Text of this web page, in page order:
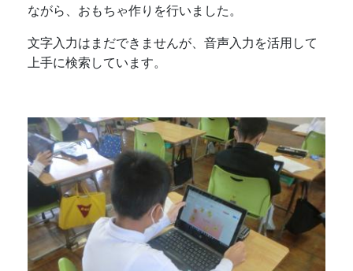
ながら、おもちゃ作りを行いました。
文字入力はまだできませんが、音声入力を活用して
上手に検索しています。